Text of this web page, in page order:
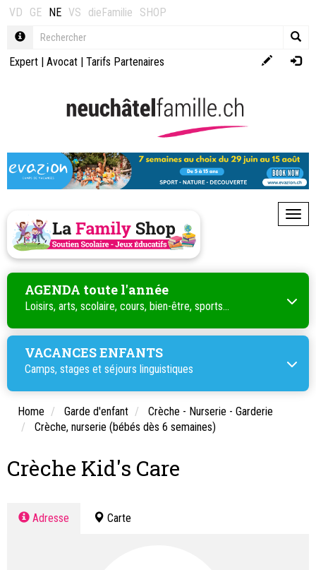
VD GE NE VS dieFamilie SHOP
Expert | Avocat | Tarifs Partenaires
AGENDA toute l'année
Loisirs, arts, scolaire, cours, bien-être, sports...
VACANCES ENFANTS
Camps, stages et séjours linguistiques
Home Garde d'enfant
Crèche - Nurserie - Garderie
Crèche, nurserie (bébés dès 6 semaines)
Crèche Kid's Care
Adresse Carte